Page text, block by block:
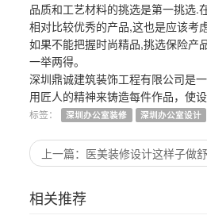
品质和工艺材料的挑选是第一挑选.
相对比较优秀的产品,这也是应该考
如果不能把握时尚精品,挑选保险产
一举两得。
深圳鼎诚建筑装饰工程有限公司是
用匠人的精神来铸造每件作品，使
深圳办公室装修 深圳办公室设计
上一篇 医美装修设计这样子做舒
相关推荐